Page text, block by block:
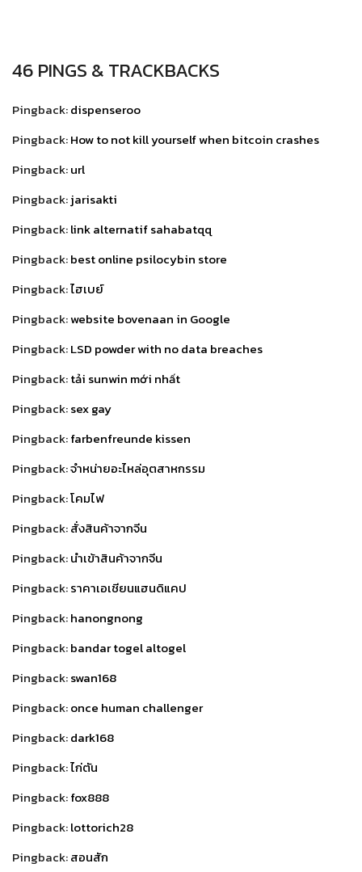
46 PINGS & TRACKBACKS
Pingback:dispenseroo
Pingback:How to not kill yourself when bitcoin crashes
Pingback:url
Pingback:jarisakti
Pingback:link alternatif sahabatqq
Pingback:best online psilocybin store
Pingback:ไฮเบย์
Pingback:website bovenaan in Google
Pingback:LSD powder with no data breaches
Pingback:tải sunwin mới nhất
Pingback:sex gay
Pingback:farbenfreunde kissen
Pingback:จำหน่ายอะไหล่อุตสาหกรรม
Pingback:โคมไฟ
Pingback:สั่งสินค้าจากจีน
Pingback:นำเข้าสินค้าจากจีน
Pingback:ราคาเอเชียนแฮนดิแคป
Pingback:hanongnong
Pingback:bandar togel altogel
Pingback:swan168
Pingback:once human challenger
Pingback:dark168
Pingback:ไก่ตัน
Pingback:fox888
Pingback:lottorich28
Pingback:สอนสัก